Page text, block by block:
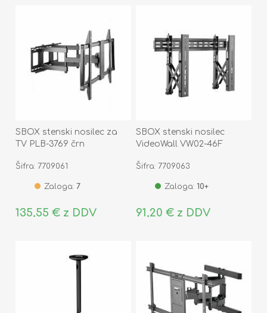
SBOX stenski nosilec za
TV PLB-3769 črn
Šifra: 7709061
Zaloga: 7
135,55 € z DDV
SBOX stenski nosilec
VideoWall VW02-46F
Šifra: 7709063
Zaloga: 10+
91,20 € z DDV